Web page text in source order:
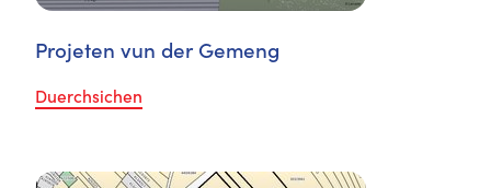
Projeten vun der Gemeng
Duerchsichen